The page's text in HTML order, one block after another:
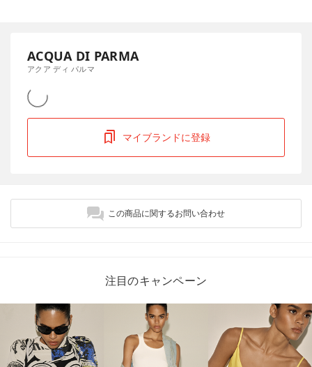
ACQUA DI PARMA
アクア ディ パルマ
マイブランドに登録
この商品に関するお問い合わせ
注目のキャンペーン